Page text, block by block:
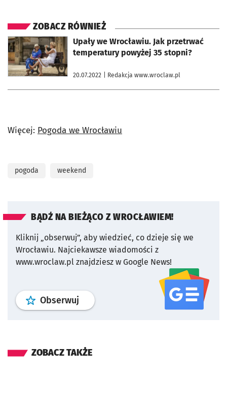
ZOBACZ RÓWNIEŻ
Upały we Wrocławiu. Jak przetrwać
temperatury powyżej 35 stopni?
20.07.2022 | Redakcja www.wroclaw.pl
otworzy się w nowej karcie
Więcej: Pogoda we Wrocławiu
pogoda weekend
BĄDŹ NA BIEŻĄCO Z WROCŁAWIEM!
Kliknij „obserwuj”, aby wiedzieć, co dzieje się we
Wrocławiu. Najciekawsze wiadomości z
www.wroclaw.pl znajdziesz w Google News!
Obserwuj profil serwisu
ZOBACZ TAKŻE